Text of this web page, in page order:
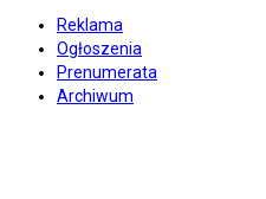
Reklama
Ogłoszenia
Prenumerata
Archiwum